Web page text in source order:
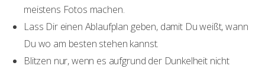
meistens Fotos machen.
Lass Dir einen Ablaufplan geben, damit Du weißt, wann
Du wo am besten stehen kannst.
Blitzen nur, wenn es aufgrund der Dunkelheit nicht